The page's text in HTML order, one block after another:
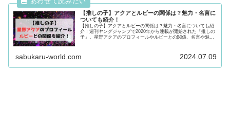
【推しの子】アクアとルビーの関係は？魅力・名言に
ついても紹介！
【推しの子】アクアとルビーの関係は？魅力・名言についても紹
介！週刊ヤングジャンプで2020年から連載が開始された「推しの
子」。星野アクアのプロフィールやルビーとの関係、名言や魅力
sabukaru-world.com 2024.07.09